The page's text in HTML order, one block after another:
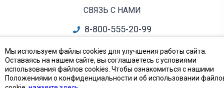
СВЯЗЬ С НАМИ
8-800-555-20-99
info@ipelectron.ru
все контакты
Мы используем файлы cookies для улучшения работы сайта.
Оставаясь на нашем сайте, вы соглашаетесь с условиями
использования файлов cookies. Чтобы ознакомиться с нашими
Положениями о конфиденциальности и об использовании